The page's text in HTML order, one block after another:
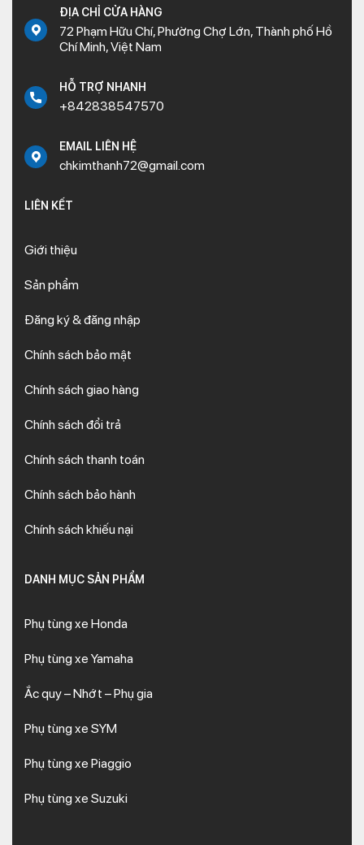
ĐỊA CHỈ CỬA HÀNG
72 Phạm Hữu Chí, Phường Chợ Lớn, Thành phố Hồ
Chí Minh, Việt Nam
HỖ TRỢ NHANH
+842838547570
EMAIL LIÊN HỆ
chkimthanh72@gmail.com
LIÊN KẾT
Giới thiệu
Sản phẩm
Đăng ký & đăng nhập
Chính sách bảo mật
Chính sách giao hàng
Chính sách đổi trả
Chính sách thanh toán
Chính sách bảo hành
Chính sách khiếu nại
DANH MỤC SẢN PHẨM
Phụ tùng xe Honda
Phụ tùng xe Yamaha
Ắc quy – Nhớt – Phụ gia
Phụ tùng xe SYM
Phụ tùng xe Piaggio
Phụ tùng xe Suzuki